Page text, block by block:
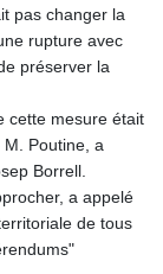
pas changer la
rupture avec
préserver la
cette mesure était
Poutine, a
Borrell.
a appelé
de tous